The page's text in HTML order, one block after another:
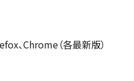
、Chrome（各最新版）